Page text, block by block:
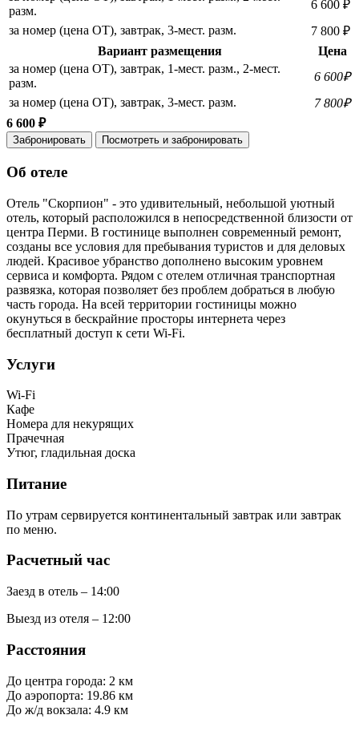
разм.
6 600 ₽
за номер (цена ОТ), завтрак, 3-мест. разм.
7 800 ₽
Вариант размещения
Цена
за номер (цена ОТ), завтрак, 1-мест. разм., 2-мест.
разм.
6 600₽
за номер (цена ОТ), завтрак, 3-мест. разм.
7 800₽
6 600 ₽
Забронировать Посмотреть и забронировать
Об отеле
Отель "Скорпион" - это удивительный, небольшой уютный
отель, который расположился в непосредственной близости от
центра Перми. В гостинице выполнен современный ремонт,
созданы все условия для пребывания туристов и для деловых
людей. Красивое убранство дополнено высоким уровнем
сервиса и комфорта. Рядом с отелем отличная транспортная
развязка, которая позволяет без проблем добраться в любую
часть города. На всей территории гостиницы можно
окунуться в бескрайние просторы интернета через
бесплатный доступ к сети Wi-Fi.
Услуги
Wi-Fi
Кафе
Номера для некурящих
Прачечная
Утюг, гладильная доска
Питание
По утрам сервируется континентальный завтрак или завтрак
по меню.
Расчетный час
Заезд в отель – 14:00
Выезд из отеля – 12:00
Расстояния
До центра города: 2 км
До аэропорта: 19.86 км
До ж/д вокзала: 4.9 км